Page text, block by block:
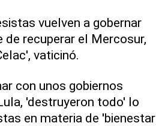
vuelven a gobernar
recuperar el Mercosur,
vaticinó.
con unos gobiernos
'destruyeron todo' lo
en materia de 'bienestar